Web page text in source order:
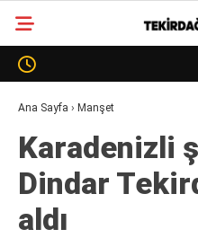
SÜR MANŞET
ALT MANŞET
Ana Sayfa › Manşet
Karadenizli
Dindar
aldı